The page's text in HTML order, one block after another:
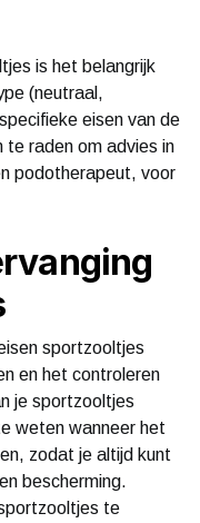
is het belangrijk
(neutraal,
eisen van de
raden om advies in
podotherapeut, voor
sportzooltjes
en het controleren
je sportzooltjes
weten wanneer het
zodat je altijd kunt
bescherming.
te